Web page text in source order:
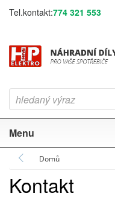
Tel.kontakt:774 321 553
Menu
Domů
Kontakt